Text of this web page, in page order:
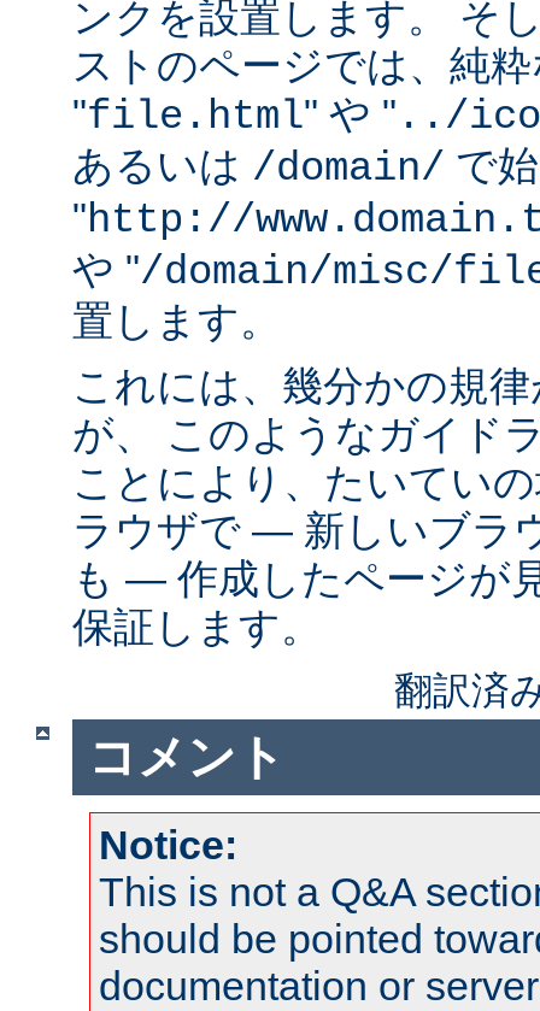
ンクを設置します。 そ
ストのページでは、純
"file.html" や " ../
あるいは /domain/ で
"http://
や "/domain/misc/
置します。
これには、幾分かの規
が、 このようなガイド
ことにより、たいてい
ラウザで ― 新しいブラ
も ― 作成したページが
保証します。
翻訳済
コメント
Notice:
This is not a Q&A
should be pointed
documentation or